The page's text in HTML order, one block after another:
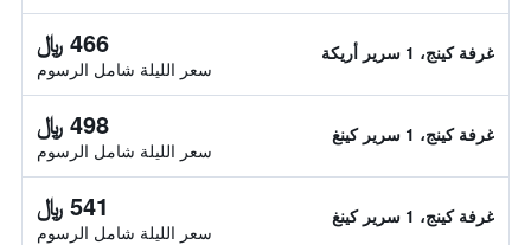
غرفة كينج، 1 سرير أريكة 466 ﷼
سعر الليلة شامل الرسوم
غرفة كينج، 1 سرير كينغ 498 ﷼
سعر الليلة شامل الرسوم
غرفة كينج، 1 سرير كينغ 541 ﷼
سعر الليلة شامل الرسوم